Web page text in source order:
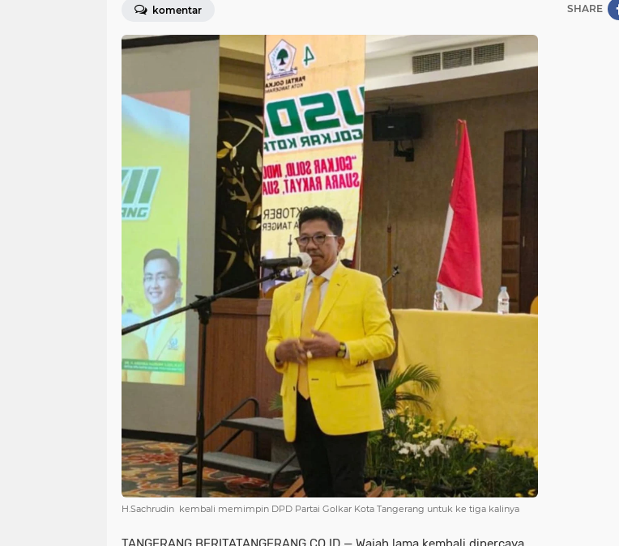
komentar SHARE
H.Sachrudin kembali memimpin DPD Partai Golkar Kota Tangerang untuk ke tiga kalinya